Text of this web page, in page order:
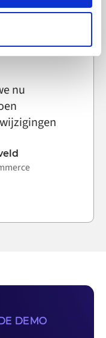
affect the
also use third-
Alumio services
nu
DEMO